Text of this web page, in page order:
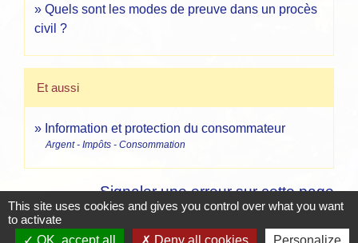
Quels sont les modes de preuve dans un procès
civil ?
Et aussi
Information et protection du consommateur
Argent - Impôts - Consommation
Signaler une erreur sur cette page
This site uses cookies and gives you control over what you want
to activate
OK, accept all
Deny all cookies Personalize